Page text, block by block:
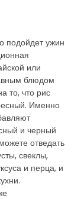
подойдет ужин
или
блюдом
то, что рис
Именно
и черный
отведать
свеклы,
и перца, и